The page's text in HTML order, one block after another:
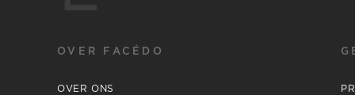
OVER FACÉDO
OVER ONS